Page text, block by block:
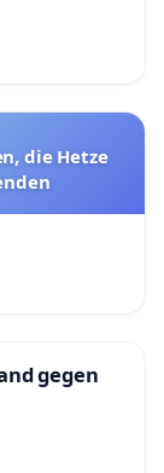
die Hetze
gegen